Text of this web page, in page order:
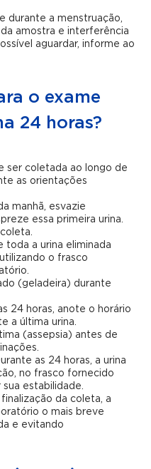
durante a menstruação,
amostra e interferência
aguardar, informe ao
o exame
24 horas?
ser coletada ao longo de
as orientações
manhã, esvazie
essa primeira urina.
a urina eliminada
o frasco
(geladeira) durante
24 horas, anote o horário
a última urina.
(assepsia) antes de
as 24 horas, a urina
no frasco fornecido
estabilidade.
da coleta, a
o mais breve
e evitando